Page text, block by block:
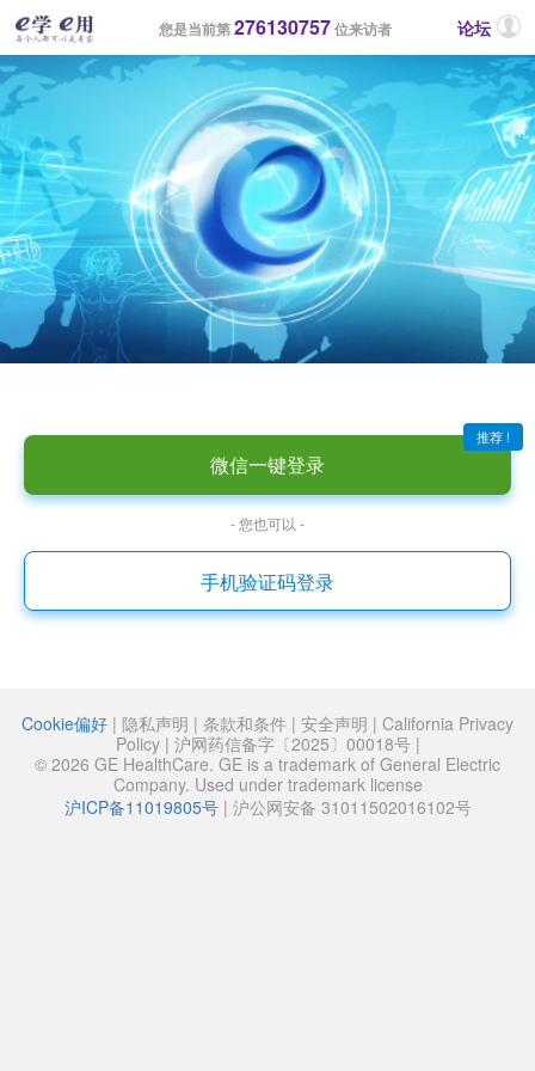
您是当前第276130757位来访者 论坛
推荐 !
微信一键登录
- 您也可以 -
手机验证码登录
Cookie偏好 | 隐私声明 | 条款和条件 | 安全声明 | California Privacy
Policy| 沪网药信备字〔2025〕00018号|
© 2026 GE HealthCare. GE is a trademark of General Electric
Company. Used under trademark license
沪ICP备11019805号| 沪公网安备 31011502016102号